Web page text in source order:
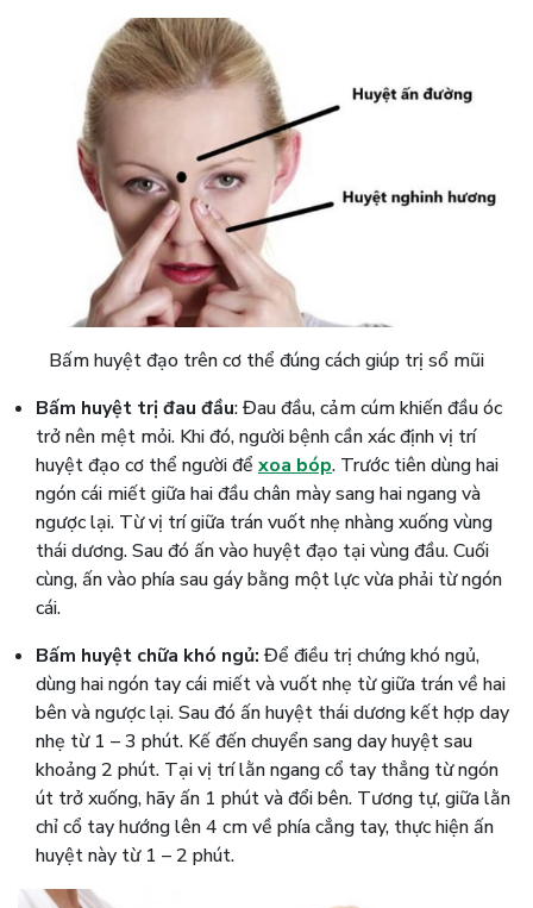
Bấm huyệt đạo trên cơ thể đúng cách giúp trị sổ mũi
Bấm huyệt trị đau đầu: Đau đầu, cảm cúm khiến đầu óc
trở nên mệt mỏi. Khi đó, người bệnh cần xác định vị trí
huyệt đạo cơ thể người để xoa bóp. Trước tiên dùng hai
ngón cái miết giữa hai đầu chân mày sang hai ngang và
ngược lại. Từ vị trí giữa trán vuốt nhẹ nhàng xuống vùng
thái dương. Sau đó ấn vào huyệt đạo tại vùng đầu. Cuối
cùng, ấn vào phía sau gáy bằng một lực vừa phải từ ngón
cái.
Bấm huyệt chữa khó ngủ: Để điều trị chứng khó ngủ,
dùng hai ngón tay cái miết và vuốt nhẹ từ giữa trán về hai
bên và ngược lại. Sau đó ấn huyệt thái dương kết hợp day
nhẹ từ 1 – 3 phút. Kế đến chuyển sang day huyệt sau
khoảng 2 phút. Tại vị trí lằn ngang cổ tay thẳng từ ngón
út trở xuống, hãy ấn 1 phút và đổi bên. Tương tự, giữa lằn
chỉ cổ tay hướng lên 4 cm về phía cẳng tay, thực hiện ấn
huyệt này từ 1 – 2 phút.